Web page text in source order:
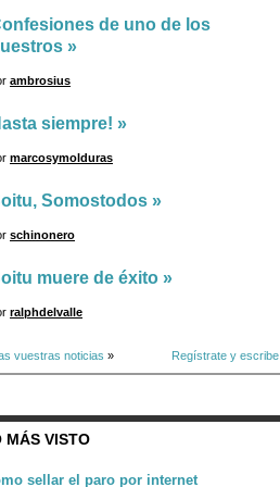
de uno de los
»
ambrosius
siempre! »
marcosymolduras
Somostodos »
schinonero
muere de éxito »
ralphdelvalle
vuestras noticias » Regístrate y escribe
MÁS VISTO
sellar el paro por internet